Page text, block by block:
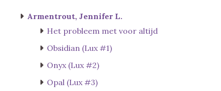
Armentrout, Jennifer L.
Het probleem met voor altijd
Obsidian (Lux #1)
Onyx (Lux #2)
Opal (Lux #3)